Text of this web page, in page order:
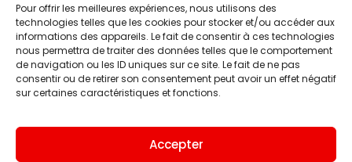
Pour offrir les meilleures expériences, nous utilisons des
technologies telles que les cookies pour stocker et/ou accéder aux
informations des appareils. Le fait de consentir à ces technologies
nous permettra de traiter des données telles que le comportement
de navigation ou les ID uniques sur ce site. Le fait de ne pas
consentir ou de retirer son consentement peut avoir un effet négatif
sur certaines caractéristiques et fonctions.
Accepter
ACTUALITÉS
CLUB
BOUTIQUE
HISTOIRE
ÉQUIPE PREMIERE
INFOS ET CONTACT